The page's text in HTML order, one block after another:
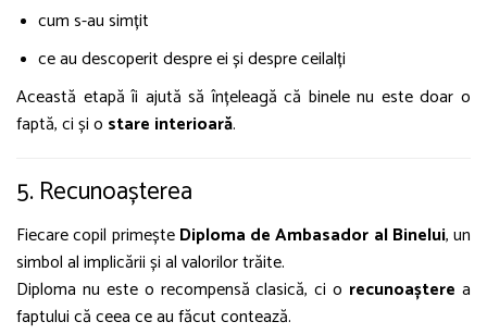
cum s-au simțit
ce au descoperit despre ei și despre ceilalți
Această etapă îi ajută să înțeleagă că binele nu este doar o
faptă, ci și o stare interioară.
5. Recunoașterea
Fiecare copil primeșteDiploma de Ambasador al Binelui, un
simbol al implicării și al valorilor trăite.
Diploma nu este o recompensă clasică, ci o recunoaștere a
faptului că ceea ce au făcut contează.